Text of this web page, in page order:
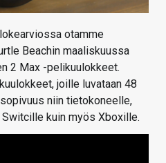
otamme
Beachin maaliskuussa
2 Max -pelikuulokkeet.
joille luvataan 48
niin tietokoneelle,
kuin myös Xboxille.